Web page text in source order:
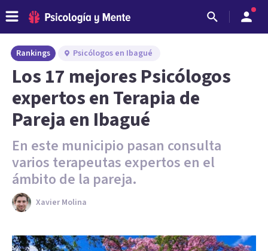
Rankings Psicólogos en Ibagué
Los 17 mejores Psicólogos
expertos en Terapia de
Pareja en Ibagué
En este municipio pasan consulta
varios terapeutas expertos en el
ámbito de la pareja.
Xavier Molina